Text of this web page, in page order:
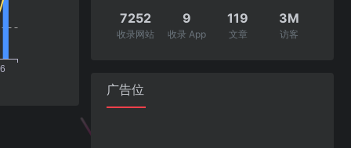
7252
收录网站
9
收录 App
119
文章
3M
访客
广告位